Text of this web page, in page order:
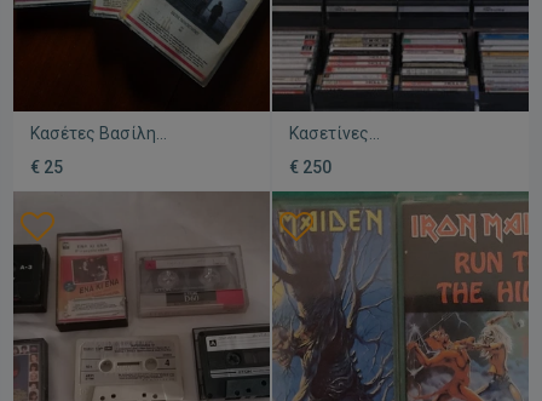
Κασέτες Βασίλη
Παπακωνσταντίνου
μεταχειρισμένες, πακέτο 3
€ 25
Κασετίνες
μεταχειρισμένες, πακέτο
500 κασετών σε 29 θήκες-
συρτάρια
€ 250